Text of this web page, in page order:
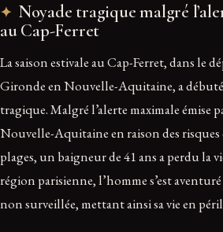
Noyade tragique malgré
au Cap-Ferret
La saison estivale au Cap-Ferret, dans le
Gironde en Nouvelle-Aquitaine, a
tragique. Malgré l’alerte maximale émise
Nouvelle-Aquitaine en raison des risques
plages, un baigneur de 41 ans a perdu la
région parisienne, l’homme s’est
non surveillée, mettant ainsi sa vie en